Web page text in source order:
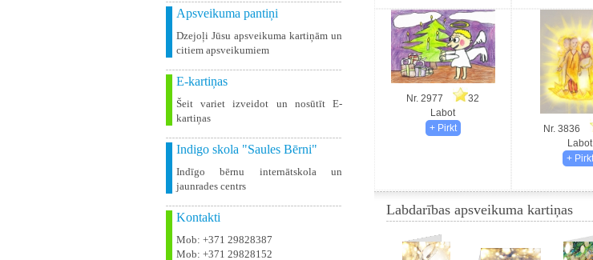
Apsveikuma pantiņi
Dzejoļi Jūsu apsveikuma kartiņām un
citiem apsveikumiem
E-kartiņas
Šeit variet izveidot un nosūtīt E-
kartiņas
Indigo skola "Saules Bērni"
Indīgo bērnu internātskola un
jaunrades centrs
Kontakti
Mob: +371 29828387
Mob: +371 29828152
Nr. 2977
32
Labot
Nr. 3836
Labot
Labdarības apsveikuma kartiņas